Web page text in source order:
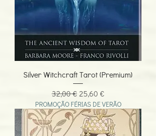
Silver Witchcraft Tarot (Premium)
Preço normal
32,00 € Preço promocional
25,60 €
PROMOÇÃO FÉRIAS DE VERÃO